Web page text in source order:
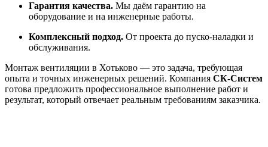
Гарантия качества. Мы даём гарантию на
оборудование и на инженерные работы.
Комплексный подход. От проекта до пуско-наладки и
обслуживания.
Монтаж вентиляции в Хотьково — это задача, требующая
опыта и точных инженерных решений. Компания СК-Систем
готова предложить профессиональное выполнение работ и
результат, который отвечает реальным требованиям заказчика.